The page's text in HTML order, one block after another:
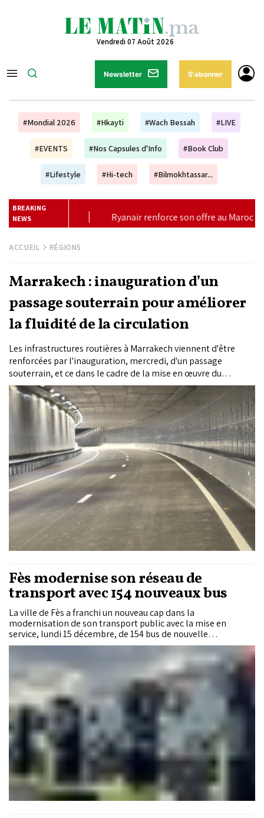
Vendredi 07 Août 2026
Newsletter S'abonner
#Mondial 2026 #Hkayti #Wach Bessah #LIVE
#EVENTS #Nos Capsules d'Info #Book Club
#Lifestyle #Hi-tech #Bilmokhtassar...
BREAKING
NEWS
son offre au Maroc avec 17 nouvelles lignes pour l'hiver 2026
ACCUEIL RÉGIONS
Marrakech : inauguration d’un
passage souterrain pour améliorer
la fluidité de la circulation
Les infrastructures routières à Marrakech viennent d'être
renforcées par l'inauguration, mercredi, d'un passage
souterrain, et ce dans le cadre de la mise en œuvre du
programme d’accompagnement prioritaire visant à assurer
la réussite de l’organisation de la Coupe d’Afrique des Nations
Maroc 2025 (CAN Maroc-2025).
Fès modernise son réseau de
transport avec 154 nouveaux bus
La ville de Fès a franchi un nouveau cap dans la
modernisation de son transport public avec la mise en
service, lundi 15 décembre, de 154 bus de nouvelle
génération. Une première étape d’un projet d’envergure
visant l’intégration progressive de 268 véhicules, au service
d’une mobilité urbaine plus inclusive et plus performante.